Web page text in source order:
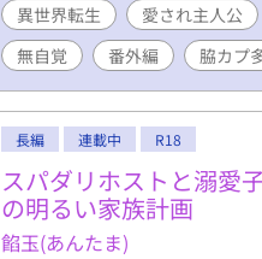
が集中
てしま
赦下さ
をあり
なので
す。 風
後の作
願い
でHOT
異世界転生 愛され主人公
無自覚
番外編 脇カプ
長編 連載中 R18
スパダリホストと溺愛
の明るい家族計画
餡玉(あんたま)